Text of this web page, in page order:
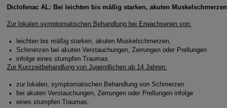
Diclofenac AL: Bei leichten bis mäßig starken, akuten Muskelschmerzen
Zur lokalen symptomatischen Behandlung bei Erwachsenen von:
leichten bis mäßig starken, akuten Muskelschmerzen,
Schmerzen bei akuten Verstauchungen, Zerrungen oder Prellungen
infolge eines stumpfen Traumas.
Zur Kurzzeitbehandlung von Jugendlichen ab 14 Jahren:
zur lokalen, symptomatischen Behandlung von Schmerzen
bei akuten Verstauchungen, Zerrungen oder Prellungen infolge
eines stumpfen Traumas.